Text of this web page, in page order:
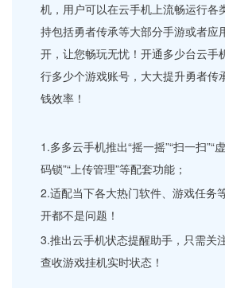
机，用户可以在云手机上流畅运行各
持包括勇者传承等大部分手游或者应
开，让您畅玩无忧！开通多少台云手
行多少个游戏账号，大大提升勇者传
钱效率！
1.多多云手机推出“摇一摇”“扫一扫”“
码锁”“上传管理”等配套功能；
2.适配当下各大热门软件、游戏任务
开都不是问题！
3.推出云手机状态提醒助手，只需关
查收游戏挂机实时状态！